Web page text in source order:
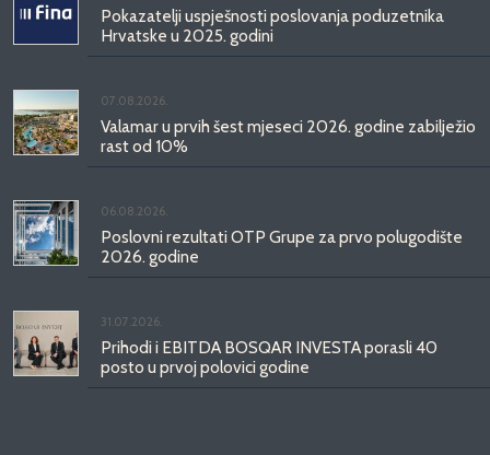
Pokazatelji uspješnosti poslovanja poduzetnika
Hrvatske u 2025. godini
07.08.2026.
Valamar u prvih šest mjeseci 2026. godine zabilježio
rast od 10%
06.08.2026.
Poslovni rezultati OTP Grupe za prvo polugodište
2026. godine
31.07.2026.
Prihodi i EBITDA BOSQAR INVESTA porasli 40
posto u prvoj polovici godine